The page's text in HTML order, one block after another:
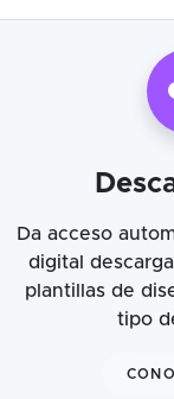
Da acceso
digital
plantillas de
tipo